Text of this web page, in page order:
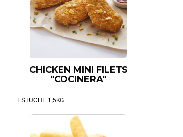
CHICKEN MINI FILETS
"COCINERA"
ESTUCHE 1,5KG